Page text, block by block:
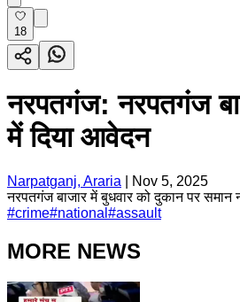
18
नरपतगंज: नरपतगंज
में दिया आवेदन
Narpatganj, Araria
Nov 5, 2025
नरपतगंज बाजार में बुधवार को दुकान पर
#crime#national #assault
MORE NEWS